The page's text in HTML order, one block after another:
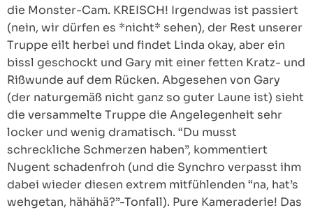
die Monster-Cam. KREISCH! Irgendwas ist passiert
(nein, wir dürfen es *nicht* sehen), der Rest unserer
Truppe eilt herbei und findet Linda okay, aber ein
bissl geschockt und Gary mit einer fetten Kratz- und
Rißwunde auf dem Rücken. Abgesehen von Gary
(der naturgemäß nicht ganz so guter Laune ist) sieht
die versammelte Truppe die Angelegenheit sehr
locker und wenig dramatisch. “Du musst
schreckliche Schmerzen haben”, kommentiert
Nugent schadenfroh (und die Synchro verpasst ihm
dabei wieder diesen extrem mitfühlenden “na, hat’s
wehgetan, hähähä?”-Tonfall). Pure Kameraderie! Das